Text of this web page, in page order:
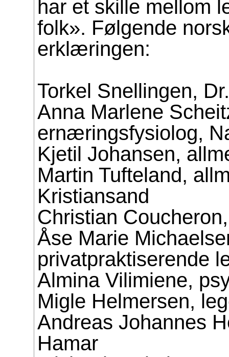
har et skille mellom
folk». Følgende
erklæringen:
Torkel Snellingen,
Anna Marlene
ernæringsfysiolog,
Kjetil Johansen,
Martin Tufteland,
Kristiansand
Christian
Åse Marie
privatpraktiserende
Almina Vilimiene,
Migle Helmersen,
Andreas Johannes
Hamar